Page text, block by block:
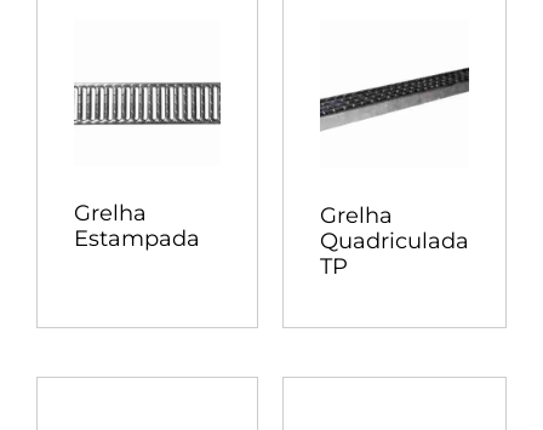
Grelha
Estampada
Grelha
Quadriculada
TP